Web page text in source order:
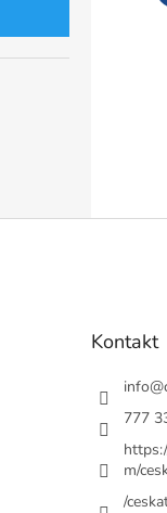
Kontakt
info@
777
m/
/